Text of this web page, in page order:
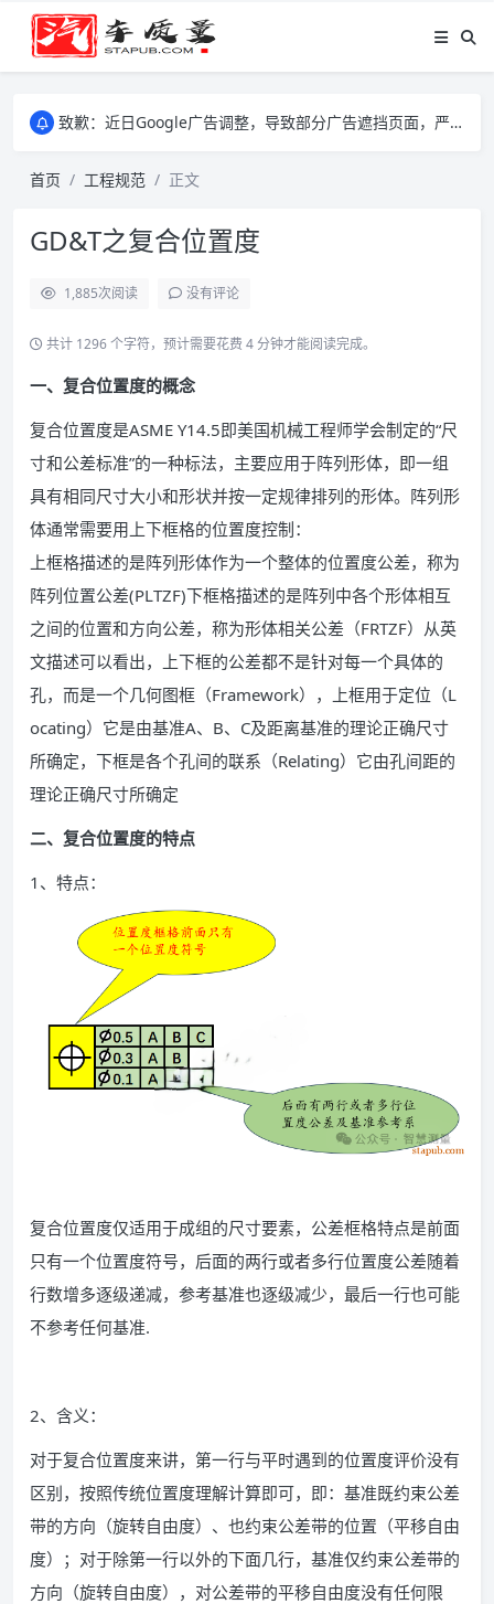
致歉：近日Google广告调整，导致部分广告遮挡页面，严重影响大家访问体验，将尽快调整完成，由此带来的不便，特意致歉！
致歉：近日Google广告调整，导致部分广告遮挡页面，严重影响大家访问体验，将尽快调整完成，由此带来的不便，特意致歉！
首页 工程规范 正文
GD&T之复合位置度
1,885次阅读 没有评论
共计 1296 个字符，预计需要花费 4 分钟才能阅读完成。
一、复合位置度的概念
复合位置度是ASME Y14.5即美国机械工程师学会制定的“尺
寸和公差标准”的一种标法，主要应用于阵列形体，即一组
具有相同尺寸大小和形状并按一定规律排列的形体。阵列形
体通常需要用上下框格的位置度控制：
上框格描述的是阵列形体作为一个整体的位置度公差，称为
阵列位置公差(PLTZF)下框格描述的是阵列中各个形体相互
之间的位置和方向公差，称为形体相关公差（FRTZF）从英
文描述可以看出，上下框的公差都不是针对每一个具体的
孔，而是一个几何图框（Framework），上框用于定位（L
ocating）它是由基准A、B、C及距离基准的理论正确尺寸
所确定，下框是各个孔间的联系（Relating）它由孔间距的
理论正确尺寸所确定
二、复合位置度的特点
1、特点：
复合位置度仅适用于成组的尺寸要素，公差框格特点是前面
只有一个位置度符号，后面的两行或者多行位置度公差随着
行数增多逐级递减，参考基准也逐级减少，最后一行也可能
不参考任何基准.
2、含义：
对于复合位置度来讲，第一行与平时遇到的位置度评价没有
区别，按照传统位置度理解计算即可，即：基准既约束公差
带的方向（旋转自由度）、也约束公差带的位置（平移自由
度）；对于除第一行以外的下面几行，基准仅约束公差带的
方向（旋转自由度），对公差带的平移自由度没有任何限